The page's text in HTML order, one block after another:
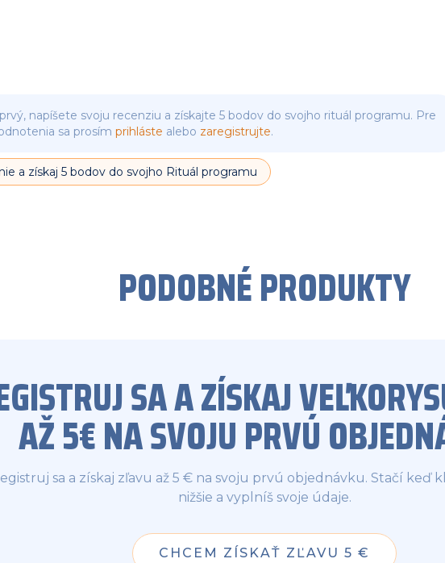
napíšete svoju recenziu a získajte 5 bodov do svojho rituál programu. Pre
sa prosím prihláste alebo zaregistrujte.
a získaj 5 bodov do svojho Rituál programu
PODOBNÉ PRODUKTY
SA A ZÍSKAJ
AŽ 5€ NA SVOJU PRVÚ
sa a získaj zľavu až 5 € na svoju prvú objednávku. Stačí keď
nižšie a vyplníš svoje údaje.
CHCEM ZÍSKAŤ ZĽAVU 5 €